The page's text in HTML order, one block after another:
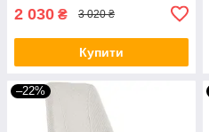
2 030 ₴ 3 020 ₴
Купити
–22%